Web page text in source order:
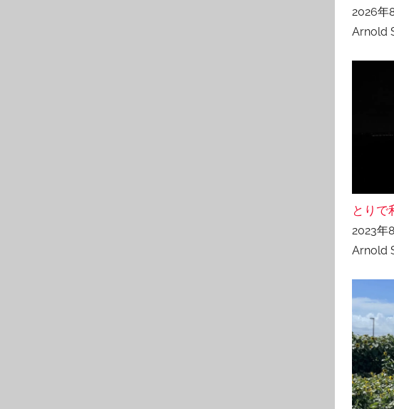
2026年
Arnold
とりで
2023年
Arnold